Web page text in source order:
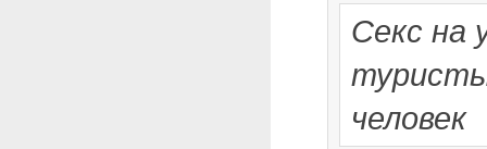
Секс на
человек